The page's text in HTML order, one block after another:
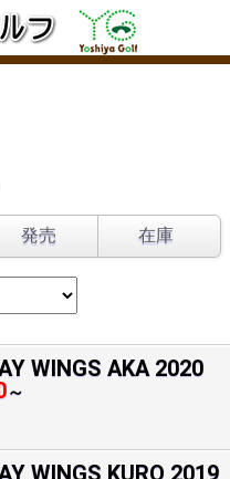
発売 在庫
WINGS AKA 2020
～
WINGS KURO 2019